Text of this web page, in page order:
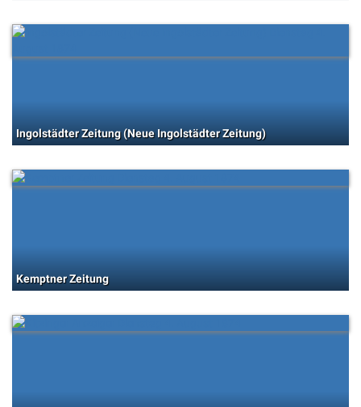
Ingolstädter Zeitung (Neue Ingolstädter Zeitung)
Kemptner Zeitung